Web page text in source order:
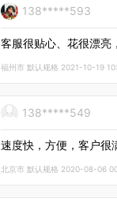
138*****593
客服很贴心、花很漂亮
福州市 默认规格 2021-10-19
138*****549
速度快，方便，客户很
北京市 默认规格 2020-08-06